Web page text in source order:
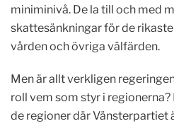
miniminivå. De la till och med
skattesänkningar för de
vården och övriga välfärden.
Men är allt verkligen
roll vem som styr i
de regioner där Vänsterpartiet